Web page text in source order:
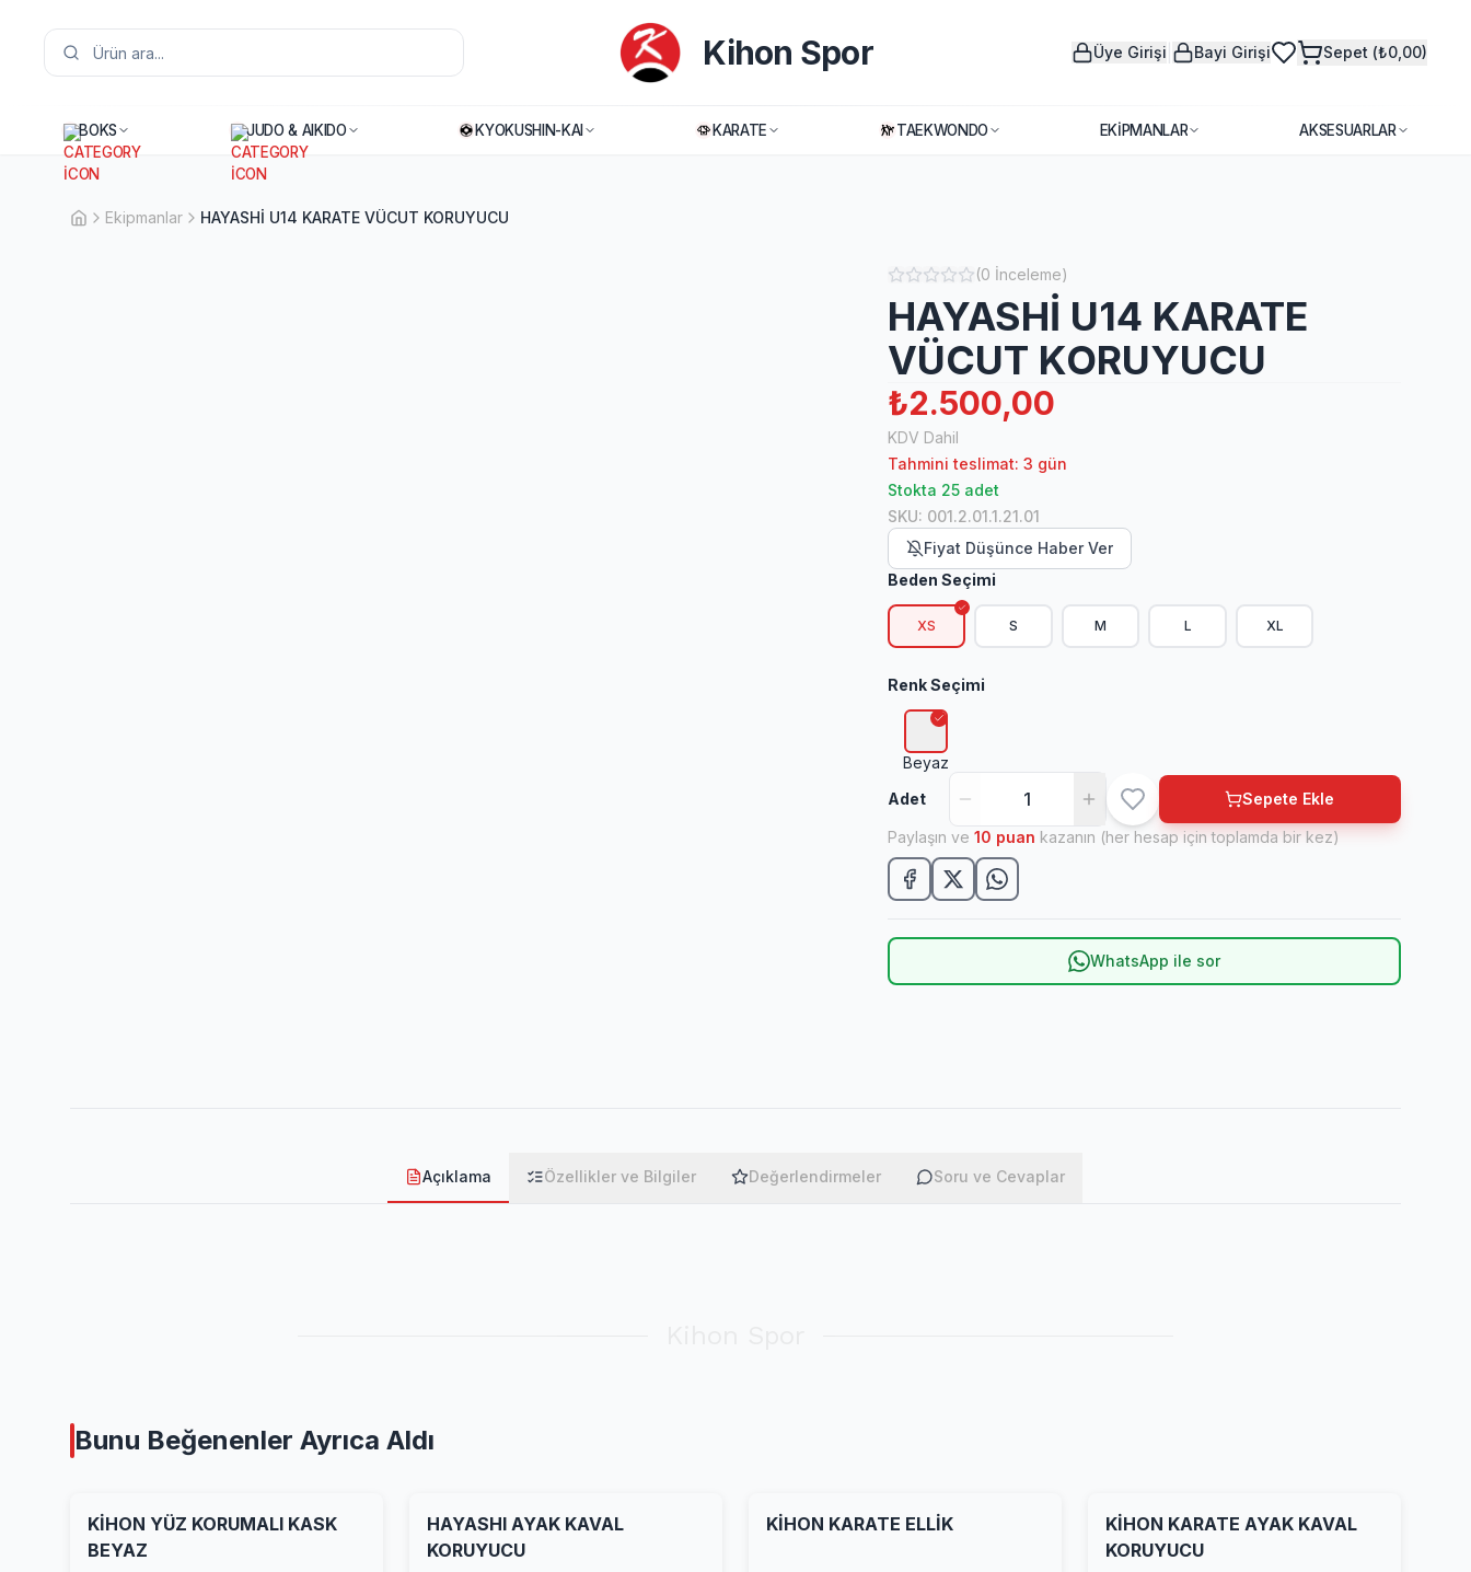
Kihon Spor Üye Girişi Bayi Girişi Sepet (₺0,00)
BOKS JUDO & AIKIDO KYOKUSHIN-KAI KARATE TAEKWONDO EKIPMANLAR AKSESUARLAR
Ekipmanlar HAYASHİ U14 KARATE VÜCUT KORUYUCU
(0 İnceleme)
HAYASHİ U14 KARATE
VÜCUT KORUYUCU
₺2.500,00
KDV Dahil
Tahmini teslimat: 3 gün
Stokta 25 adet
SKU: 001.2.01.1.21.01
Fiyat Düşünce Haber Ver
Beden Seçimi
XS S M L XL
Renk Seçimi
Beyaz
Adet
Sepete Ekle
Paylaşın ve 10 puan kazanın (her hesap için toplamda bir kez)
WhatsApp ile sor
Açıklama Özellikler ve Bilgiler Değerlendirmeler Soru ve Cevaplar
Bunu Beğenenler Ayrıca Aldı
KİHON YÜZ KORUMALI KASK
BEYAZ
HAYASHI AYAK KAVAL
KORUYUCU
KİHON KARATE ELLİK
KİHON KARATE AYAK KAVAL
KORUYUCU